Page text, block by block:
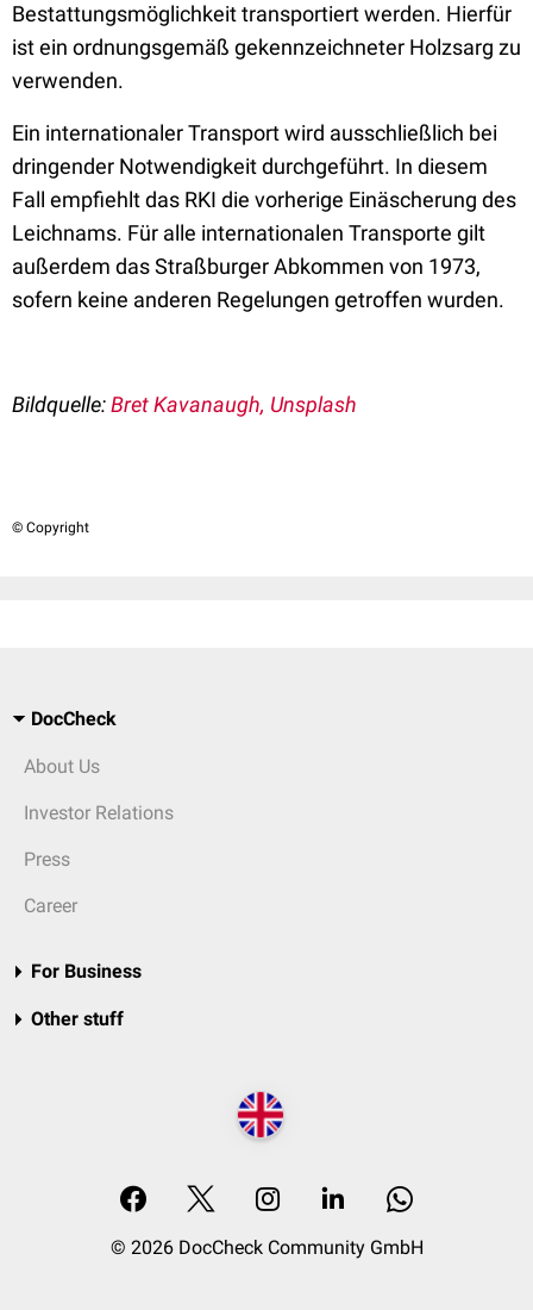
Bestattungsmöglichkeit transportiert werden. Hierfür
ist ein ordnungsgemäß gekennzeichneter Holzsarg zu
verwenden.
Ein internationaler Transport wird ausschließlich bei
dringender Notwendigkeit durchgeführt. In diesem
Fall empfiehlt das RKI die vorherige Einäscherung des
Leichnams. Für alle internationalen Transporte gilt
außerdem das Straßburger Abkommen von 1973,
sofern keine anderen Regelungen getroffen wurden.
Bildquelle:Bret Kavanaugh, Unsplash
© Copyright
DocCheck
About Us
Investor Relations
Press
Career
For Business
Other stuff
© 2026 DocCheck Community GmbH